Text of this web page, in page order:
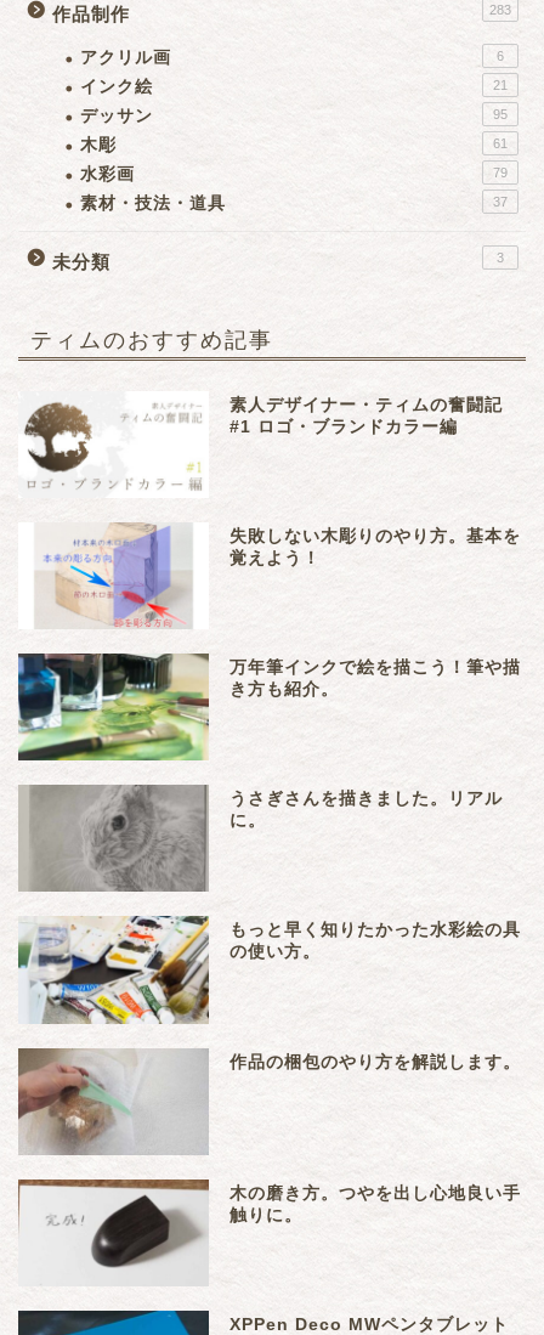
作品制作 283
アクリル画 6
インク絵 21
デッサン 95
木彫 61
水彩画 79
素材・技法・道具 37
未分類 3
ティムのおすすめ記事
素人デザイナー・ティムの奮闘記
#1 ロゴ・ブランドカラー編
失敗しない木彫りのやり方。基本を
覚えよう！
万年筆インクで絵を描こう！筆や描
き方も紹介。
うさぎさんを描きました。リアル
に。
もっと早く知りたかった水彩絵の具
の使い方。
作品の梱包のやり方を解説します。
木の磨き方。つやを出し心地良い手
触りに。
XPPen Deco MWペンタブレット